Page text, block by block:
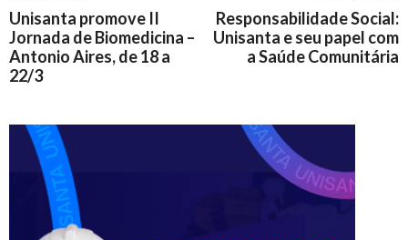
Unisanta promove II
Jornada de Biomedicina –
Antonio Aires, de 18 a
22/3
Responsabilidade Social:
Unisanta e seu papel com
a Saúde Comunitária